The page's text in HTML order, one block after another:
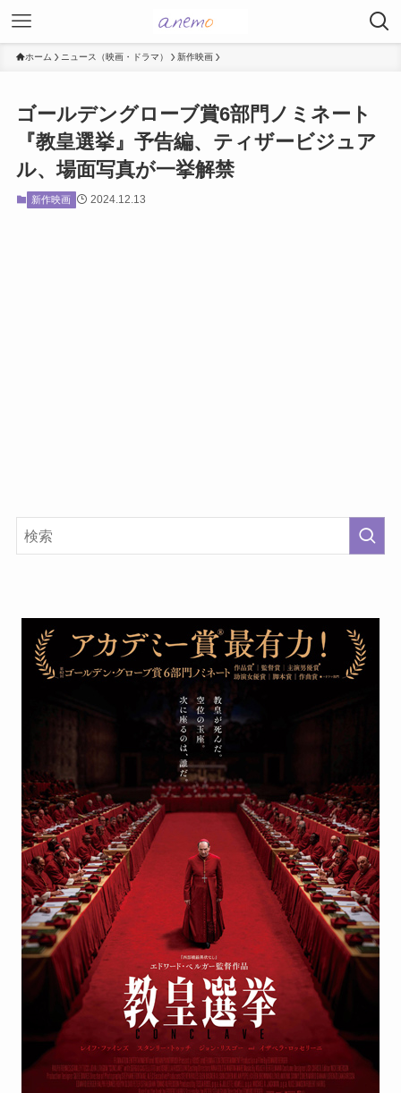
ホーム ニュース（映画・ドラマ） 新作映画
ゴールデングローブ賞6部門ノミネート
『教皇選挙』予告編、ティザービジュア
ル、場面写真が一挙解禁
新作映画 2024.12.13